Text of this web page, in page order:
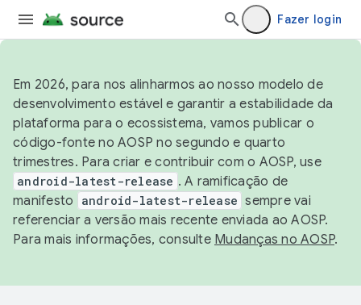
Fazer login
Em 2026, para nos alinharmos ao nosso modelo de
desenvolvimento estável e garantir a estabilidade da
plataforma para o ecossistema, vamos publicar o
código-fonte no AOSP no segundo e quarto
trimestres. Para criar e contribuir com o AOSP, use
android-latest-release . A ramificação de
manifesto
android-latest-release sempre vai
referenciar a versão mais recente enviada ao AOSP.
Para mais informações, consulte Mudanças no AOSP.